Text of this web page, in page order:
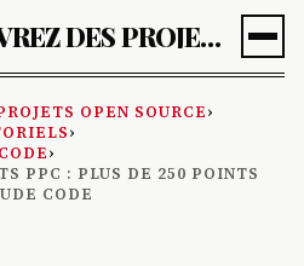
AIBIT-DÉCOUVREZ DES PROJETS OPEN SOURCE
OPEN SOURCE›
›
›
PPC : PLUS DE 250 POINTS
CODE